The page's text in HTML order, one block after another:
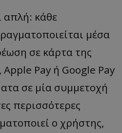
απλή: κάθε
μέσα
σε κάρτα της
Pay ή Google Pay
σε μία συμμετοχή
περισσότερες
ο χρήστης,